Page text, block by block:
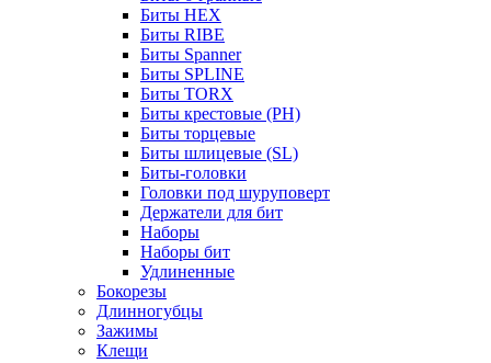
Биты HEX
Биты RIBE
Биты Spanner
Биты SPLINE
Биты TORX
Биты крестовые (PH)
Биты торцевые
Биты шлицевые (SL)
Биты-головки
Головки под шуруповерт
Держатели для бит
Наборы
Наборы бит
Удлиненные
Бокорезы
Длинногубцы
Зажимы
Клещи